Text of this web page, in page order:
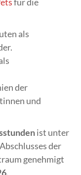
als
der
und
ist unter
der
genehmigt
.